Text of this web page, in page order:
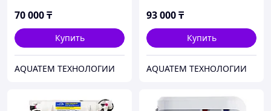
70 000₸
Купить
AQUATEM ТЕХНОЛОГИИ
93 000₸
Купить
AQUATEM ТЕХНОЛОГИИ